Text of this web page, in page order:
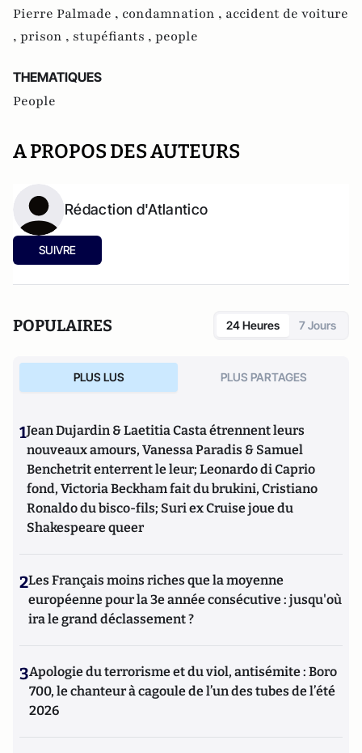
Pierre Palmade , condamnation , accident de voiture
, prison , stupéfiants , people
THEMATIQUES
People
A PROPOS DES AUTEURS
Rédaction d'Atlantico
SUIVRE
POPULAIRES 24 Heures 7 Jours
PLUS LUS PLUS PARTAGES
1Jean Dujardin & Laetitia Casta étrennent leurs
nouveaux amours, Vanessa Paradis & Samuel
Benchetrit enterrent le leur; Leonardo di Caprio
fond, Victoria Beckham fait du brukini, Cristiano
Ronaldo du bisco-fils; Suri ex Cruise joue du
Shakespeare queer
2Les Français moins riches que la moyenne
européenne pour la 3e année consécutive : jusqu'où
ira le grand déclassement ?
3Apologie du terrorisme et du viol, antisémite : Boro
700, le chanteur à cagoule de l’un des tubes de l’été
2026